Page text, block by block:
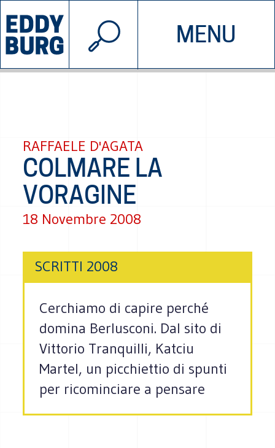
MENU
INIZIATIVE CHI SIAMO
© 2026 EDDYBURG
RAFFAELE D'AGATA
COLMARE LA
VORAGINE
18 Novembre 2008
SCRITTI 2008
Cerchiamo di capire perché
domina Berlusconi. Dal sito di
Vittorio Tranquilli, Katciu
Martel, un picchiettio di spunti
per ricominciare a pensare